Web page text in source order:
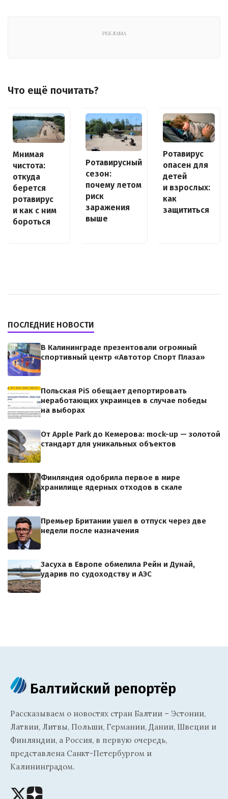
РЕКЛАМА
Что ещё почитать?
Мнимая
чистота:
откуда
берется
ротавирус
и как с ним
бороться
Ротавирусный
сезон:
почему летом
риск
заражения
выше
Ротавирус
опасен для
детей
и взрослых:
как
защититься
ПОСЛЕДНИЕ НОВОСТИ
В Калининграде презентовали огромный
спортивный центр «Автотор Спорт Плаза»
Польская PiS обещает депортировать
неработающих украинцев в случае победы
на выборах
От Apple Park до Кемерова: mock-up — золотой
стандарт для уникальных объектов
Финляндия одобрила первое в мире
хранилище ядерных отходов в скале
Премьер Британии ушел в отпуск через две
недели после назначения
Засуха в Европе обмелила Рейн и Дунай,
ударив по судоходству и АЭС
Балтийский репортёр
Рассказываем о новостях стран Балтии – Эстонии,
Латвии, Литвы, Польши, Германии, Дании, Швеции и
Финляндии, а Россия, в первую очередь,
представлена Санкт-Петербургом и
Калининградом.